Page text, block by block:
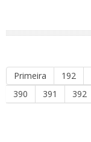
Primeira 192
390
391 392